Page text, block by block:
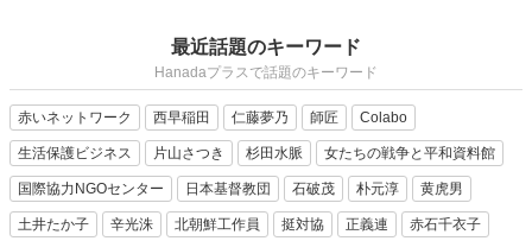
最近話題のキーワード
Hanadaプラスで話題のキーワード
赤いネットワーク 西早稲田 仁藤夢乃 師匠 Colabo
生活保護ビジネス 片山さつき 杉田水脈 女たちの戦争と平和資料館
国際協力NGOセンター 日本基督教団 石破茂 朴元淳 黄虎男
土井たか子 辛光洙 北朝鮮工作員 挺対協 正義連 赤石千衣子